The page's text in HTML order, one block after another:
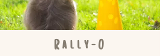
Rally-O